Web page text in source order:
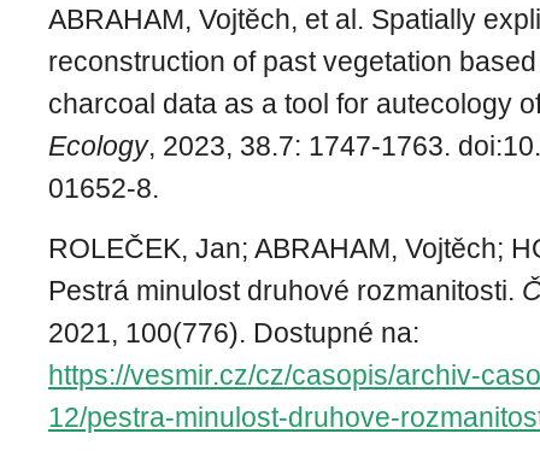
ABRAHAM, Vojtěch, et al. Spatially
reconstruction of past vegetation
charcoal data as a tool for autecology
Ecology, 2023, 38.7: 1747-1763.
01652-8.
ROLEČEK, Jan; ABRAHAM, Vojtěch;
Pestrá minulost druhové rozmanitosti.
2021, 100(776). Dostupné na:
https://vesmir.cz/cz/casopis/archiv-
12/pestra-minulost-druhove-